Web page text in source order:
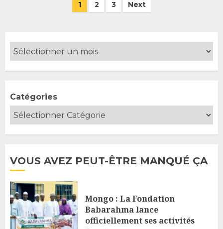
1 2 3 Next
Catégories
VOUS AVEZ PEUT-ÊTRE MANQUÉ ÇA
Mongo : La Fondation
Babarahma lance
officiellement ses activités